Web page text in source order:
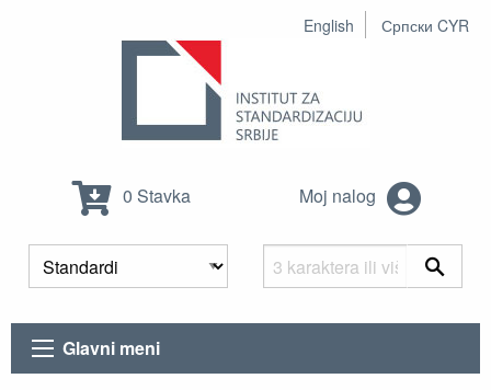
English Српски CYR
0 Stavka Moj nalog
Glavni meni